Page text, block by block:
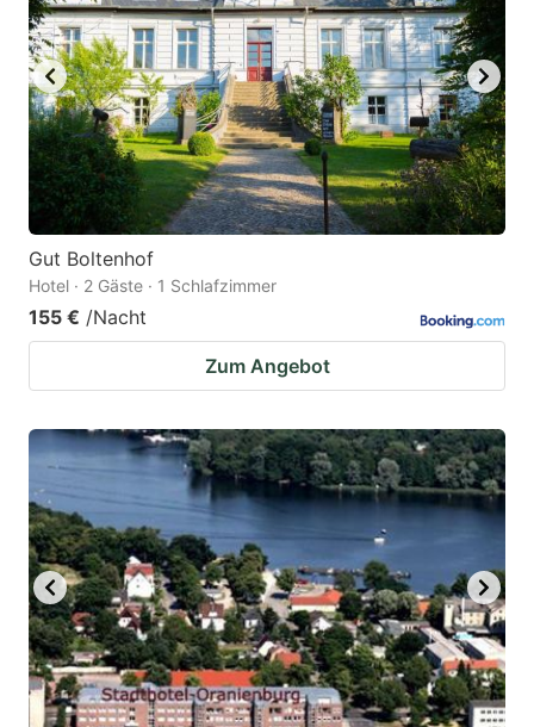
Gut Boltenhof
Hotel · 2 Gäste · 1 Schlafzimmer
155 € /Nacht
Zum Angebot